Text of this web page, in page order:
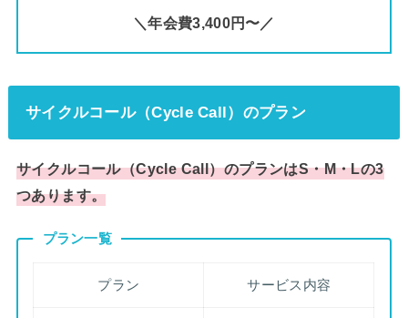
＼年会費3,400円〜／
サイクルコール（Cycle Call）のプラン
サイクルコール（Cycle Call）のプランはS・M・Lの3
つあります。
プラン一覧
プラン サービス内容